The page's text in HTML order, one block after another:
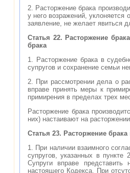
2. Расторжение брака
у него возражений, уклоняется
заявление, не желает явиться
Статья 22. Расторжение
брака
1. Расторжение брака в
супругов и сохранение семьи
2. При рассмотрении дела о
вправе принять меры к
примирения в пределах трех
Расторжение брака
них) настаивают на
Статья 23. Расторжение
1. При наличии взаимного
супругов, указанных в пункте
Супруги вправе
настоящего Кодекса. При